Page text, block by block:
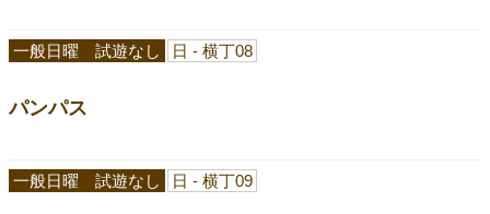
パンパス
一般日曜 試遊なし 日 - 横丁08
一般日曜 試遊なし 日 - 横丁09